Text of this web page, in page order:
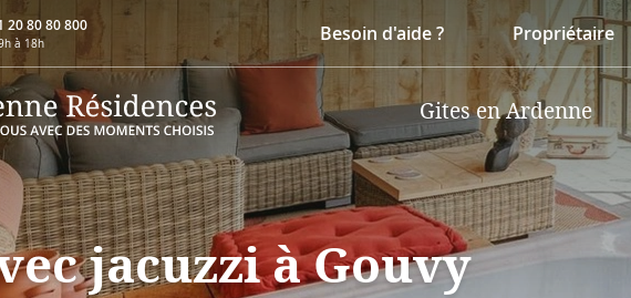
20 80 80 800
à 18h Besoin d'aide ? Propriétaire
Gites en Ardenne
jacuzzi à Gouvy